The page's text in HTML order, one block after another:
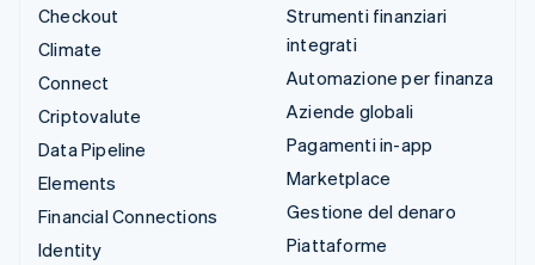
Checkout
Climate
Connect
Criptovalute
Data Pipeline
Elements
Financial Connections
Identity
Strumenti finanziari
integrati
Automazione per finanza
Aziende globali
Pagamenti in-app
Marketplace
Gestione del denaro
Piattaforme